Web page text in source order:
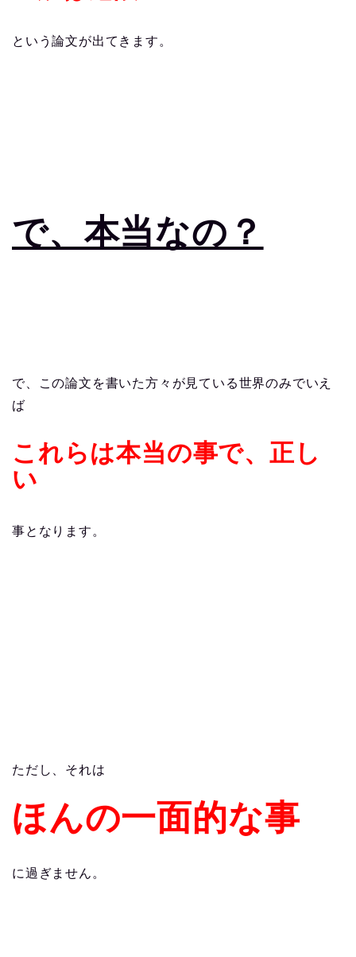
という論文が出てきます。
で、本当なの？
で、この論文を書いた方々が見ている世界のみでいえ
ば
これらは本当の事で、正し
い
事となります。
ただし、それは
ほんの一面的な事
に過ぎません。